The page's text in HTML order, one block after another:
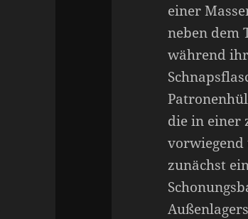
einer
neben dem
während
die in einer
vorwiegend
zunächst